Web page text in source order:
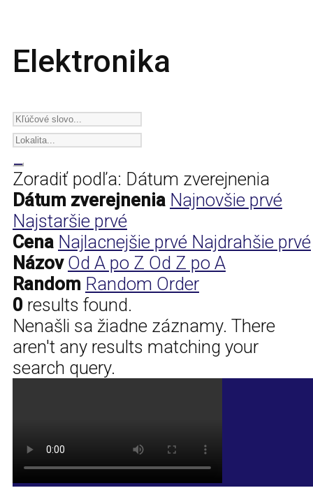
Elektronika
Zoradiť podľa: Dátum zverejnenia
Dátum zverejnenia Najnovšie prvé
Najstaršie prvé
Cena Najlacnejšie prvé Najdrahšie prvé
Názov Od A po Z Od Z po A
Random Random Order
0 results found.
Nenašli sa žiadne záznamy. There
aren't any results matching your
search query.